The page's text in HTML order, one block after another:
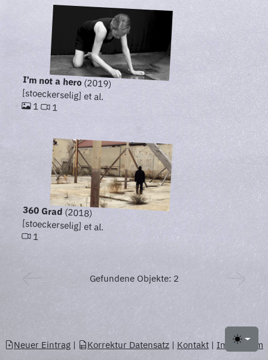
Toggle
I’m not a hero(2019)
[stoeckerselig] et al.
1 1
360 Grad (2018)
[stoeckerselig] et al.
1
Gefundene Objekte: 2
Neuer Eintrag | Korrektur Datensatz | Kontakt | Impressum